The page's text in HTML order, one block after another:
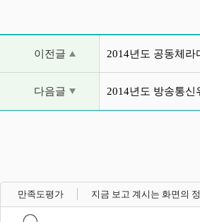
이전글 2014년도 공동체라
다음글 2014년도 방송통신
만족도평가 지금 보고 계시는 화면의